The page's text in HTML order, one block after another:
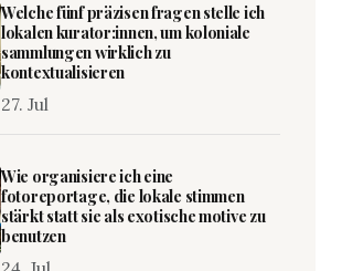
Welche fünf präzisen fragen stelle ich
lokalen kurator:innen, um koloniale
sammlungen wirklich zu
kontextualisieren
27. Jul
Wie organisiere ich eine
fotoreportage, die lokale stimmen
stärkt statt sie als exotische motive zu
benutzen